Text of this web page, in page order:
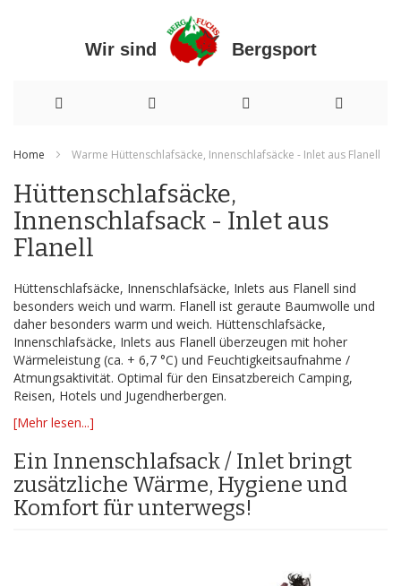
Wir sind Bergsport
Inhalt
Home Warme Hüttenschlafsäcke, Innenschlafsäcke - Inlet aus Flanell
Hüttenschlafsäcke,
Innenschlafsack - Inlet aus
Flanell
Hüttenschlafsäcke, Innenschlafsäcke, Inlets aus Flanell sind
besonders weich und warm. Flanell ist geraute Baumwolle und
daher besonders warm und weich. Hüttenschlafsäcke,
Innenschlafsäcke, Inlets aus Flanell überzeugen mit hoher
Wärmeleistung (ca. + 6,7 °C) und Feuchtigkeitsaufnahme /
Atmungsaktivität. Optimal für den Einsatzbereich Camping,
Reisen, Hotels und Jugendherbergen.
[Mehr lesen...]
Ein Innenschlafsack / Inlet bringt
zusätzliche Wärme, Hygiene und
Komfort für unterwegs!